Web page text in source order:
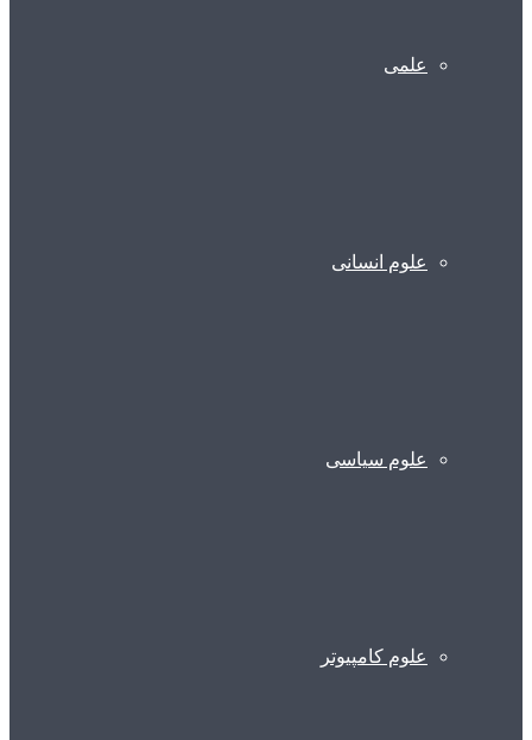
علمی
علوم انسانی
علوم سیاسی
علوم کامپیوتر